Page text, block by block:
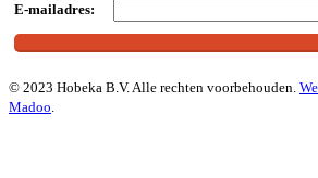
E-mailadres:
© 2023 Hobeka B.V. Alle rechten voorbehouden.
Madoo.